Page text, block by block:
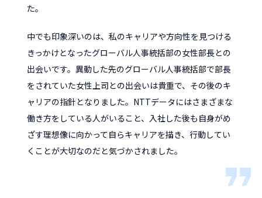
た。
中でも印象深いのは、私のキャリアや方向性を見つける
きっかけとなったグローバル人事統括部の女性部長との
出会いです。異動した先のグローバル人事統括部で部長
をされていた女性上司との出会いは貴重で、その後のキ
ャリアの指針となりました。NTTデータにはさまざまな
働き方をしている人がいること、入社した後も自身がめ
ざす理想像に向かって自らキャリアを描き、行動してい
くことが大切なのだと気づかされました。